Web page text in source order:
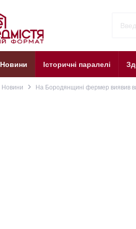
Новини Історичні паралелі
Новини navigate_next На Бородянщині фермер виявив